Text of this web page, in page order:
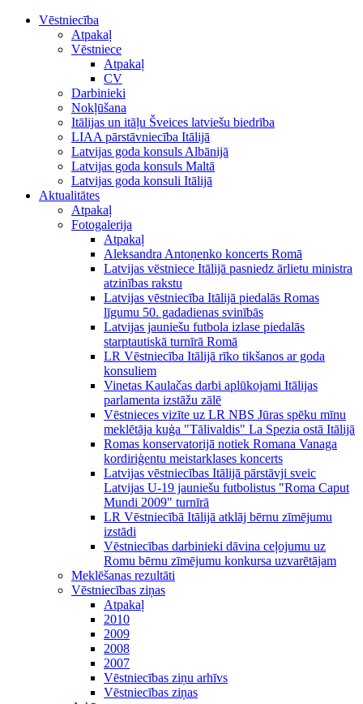
Vēstniecība
Atpakaļ
Vēstniece
Atpakaļ
CV
Darbinieki
Nokļūšana
Itālijas un itāļu Šveices latviešu biedrība
LIAA pārstāvniecība Itālijā
Latvijas goda konsuls Albānijā
Latvijas goda konsuls Maltā
Latvijas goda konsuli Itālijā
Aktualitātes
Atpakaļ
Fotogalerija
Atpakaļ
Aleksandra Antoņenko koncerts Romā
Latvijas vēstniece Itālijā pasniedz ārlietu ministra
atzinības rakstu
Latvijas vēstniecība Itālijā piedalās Romas
līgumu 50. gadadienas svinībās
Latvijas jauniešu futbola izlase piedalās
starptautiskā turnīrā Romā
LR Vēstniecība Itālijā rīko tikšanos ar goda
konsuliem
Vinetas Kaulačas darbi aplūkojami Itālijas
parlamenta izstāžu zālē
Vēstnieces vizīte uz LR NBS Jūras spēku mīnu
meklētāja kuģa "Tālivaldis" La Spezia ostā Itālijā
Romas konservatorijā notiek Romana Vanaga
kordiriģentu meistarklases koncerts
Latvijas vēstniecības Itālijā pārstāvji sveic
Latvijas U-19 jauniešu futbolistus "Roma Caput
Mundi 2009" turnīrā
LR Vēstniecībā Itālijā atklāj bērnu zīmējumu
izstādi
Vēstniecības darbinieki dāvina ceļojumu uz
Romu bērnu zīmējumu konkursa uzvarētājam
Meklēšanas rezultāti
Vēstniecības ziņas
Atpakaļ
2010
2009
2008
2007
Vēstniecības ziņu arhīvs
Vēstniecības ziņas